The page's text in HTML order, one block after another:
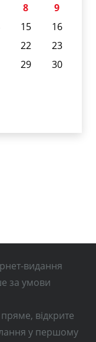
8
9
15
16
22
23
29
30
видання
за умови
відкрите
у першому